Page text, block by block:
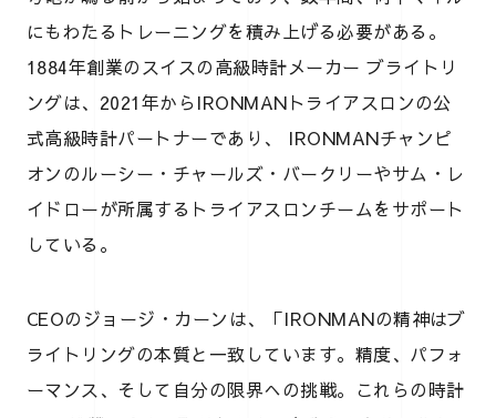
にもわたるトレーニングを積み上げる必要がある。
1884年創業のスイスの高級時計メーカー ブライトリ
ングは、2021年からIRONMANトライアスロンの公
式高級時計パートナーであり、 IRONMANチャンピ
オンのルーシー・チャールズ・バークリーやサム・レ
イドローが所属するトライアスロンチームをサポート
している。
CEOのジョージ・カーンは、「IRONMANの精神はブ
ライトリングの本質と一致しています。精度、パフォ
ーマンス、そして自分の限界への挑戦。これらの時計